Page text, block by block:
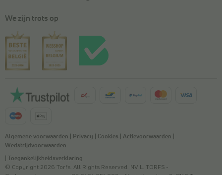
We zijn trots op
Algemene voorwaarden Privacy Cookies Actievoorwaarden
Wedstrijdvoorwaarden
Toegankelijkheidsverklaring
© Copyright 2026 Torfs. All Rights Reserved. NV L. TORFS -